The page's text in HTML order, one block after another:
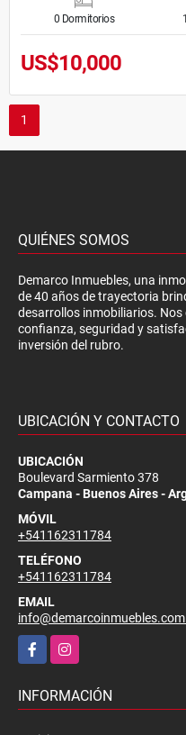
0 Dormitorios
US$10,000
1
QUIÉNES SOMOS
Demarco Inmuebles, una
de 40 años de trayectoria
desarrollos inmobiliarios.
confianza, seguridad y
inversión del rubro.
UBICACIÓN Y CONTACTO
UBICACIÓN
Boulevard Sarmiento 378
Campana - Buenos Aires -
MÓVIL
+541162311784
TELÉFONO
+541162311784
EMAIL
FacebookInstagram
INFORMACIÓN